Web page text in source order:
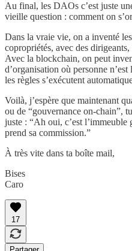
Au final, les DAOs c’est juste
vieille question : comment on
Dans la vraie vie, on a inventé
copropriétés, avec des
Avec la blockchain, on peut
d’organisation où personne
les règles s’exécutent
Voilà, j’espère que maintenant
ou de “gouvernance on-chain”,
juste : “Ah oui, c’est
prend sa commission.”
À très vite dans ta boîte mail,
Bises
Caro
17